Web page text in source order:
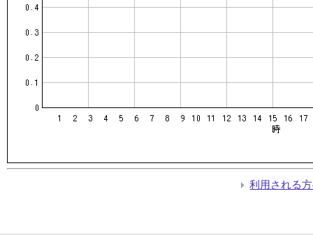
利用される